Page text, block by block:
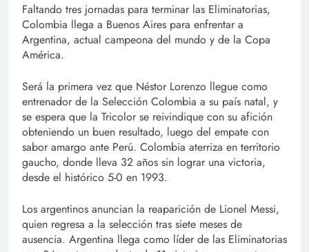
Faltando tres jornadas para terminar las Eliminatorias,
Colombia llega a Buenos Aires para enfrentar a
Argentina, actual campeona del mundo y de la Copa
América.
Será la primera vez que Néstor Lorenzo llegue como
entrenador de la Selección Colombia a su país natal, y
se espera que la Tricolor se reivindique con su afición
obteniendo un buen resultado, luego del empate con
sabor amargo ante Perú. Colombia aterriza en territorio
gaucho, donde lleva 32 años sin lograr una victoria,
desde el histórico 5-0 en 1993.
Los argentinos anuncian la reaparición de Lionel Messi,
quien regresa a la selección tras siete meses de
ausencia. Argentina llega como líder de las Eliminatorias